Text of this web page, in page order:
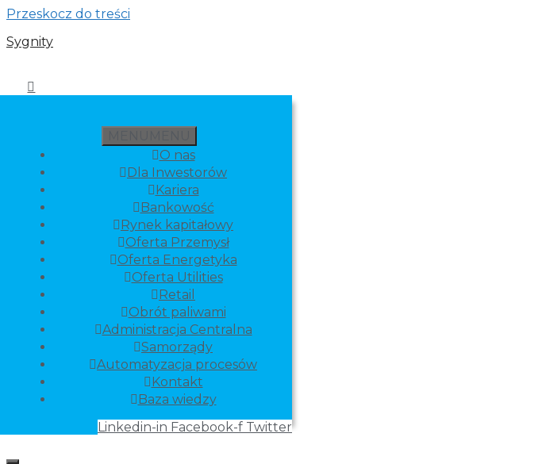
Przeskocz do treści
Sygnity
O nas
Dla Inwestorów
Kariera
Bankowość
Rynek kapitałowy
Oferta Przemysł
Oferta Energetyka
Oferta Utilities
Retail
Obrót paliwami
Administracja Centralna
Samorządy
Automatyzacja procesów
Kontakt
Baza wiedzy
Linkedin-in Facebook-f Twitter